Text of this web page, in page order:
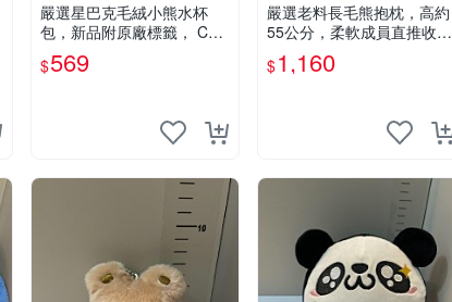
嚴選星巴克毛絨小熊水杯
包，新品附原廠標籤， CO
NDITION 良好，詳情請參閱
商品圖片。 星巴克 毛絨小
$569
嚴選老料長毛熊抱枕，高約
55公分，柔軟成員直推收藏
長毛熊 柔軟熊抱枕 55公分
$1,160